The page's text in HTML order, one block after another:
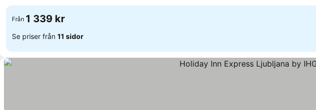
Från 1 339 kr
Se priser från 11 sidor